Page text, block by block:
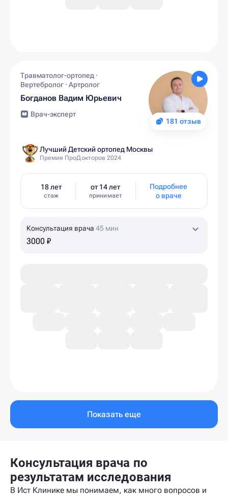
181 отзыв
Травматолог-ортопед ·
Вертебролог · Артролог
Богданов Вадим Юрьевич
Врач-эксперт
Лучший Детский ортопед Москвы
Премия ПроДокторов 2024
18 лет
стаж
от 14 лет
принимает
Подробнее
о враче
Консультация врача 45 мин
3000 ₽
Показать еще
Консультация врача по
результатам исследования
В Ист Клинике мы понимаем, как много вопросов и